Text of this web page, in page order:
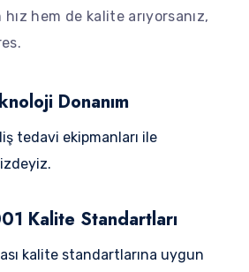
hem de kalite arıyorsanız,
Donanım
tedavi ekipmanları ile
Kalite Standartları
kalite standartlarına uygun